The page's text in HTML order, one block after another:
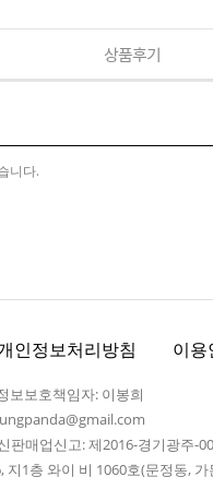
상품후기
니다.
인정보처리방침 이용
보보호책임자: 이봉희
판매업신고: 제2016-경기광주-
지1층 와이 비 1060호(문정동,